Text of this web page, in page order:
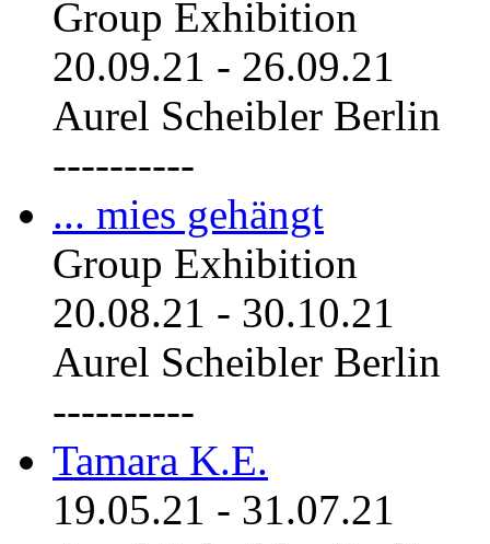
Group Exhibition
20.09.21 - 26.09.21
Aurel Scheibler Berlin
----------
... mies gehängt
Group Exhibition
20.08.21 - 30.10.21
Aurel Scheibler Berlin
----------
Tamara K.E.
19.05.21 - 31.07.21